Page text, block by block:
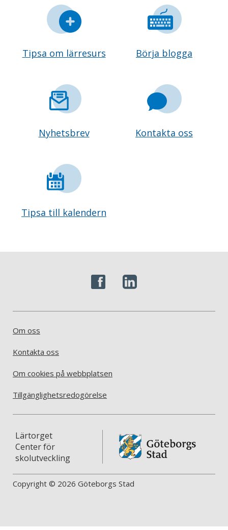
Tipsa om lärresurs Börja blogga
Nyhetsbrev Kontakta oss
Tipsa till kalendern
Om oss
Kontakta oss
Om cookies på webbplatsen
Tillgänglighetsredogörelse
Lärtorget
Center för
skolutveckling
Copyright © 2026 Göteborgs Stad